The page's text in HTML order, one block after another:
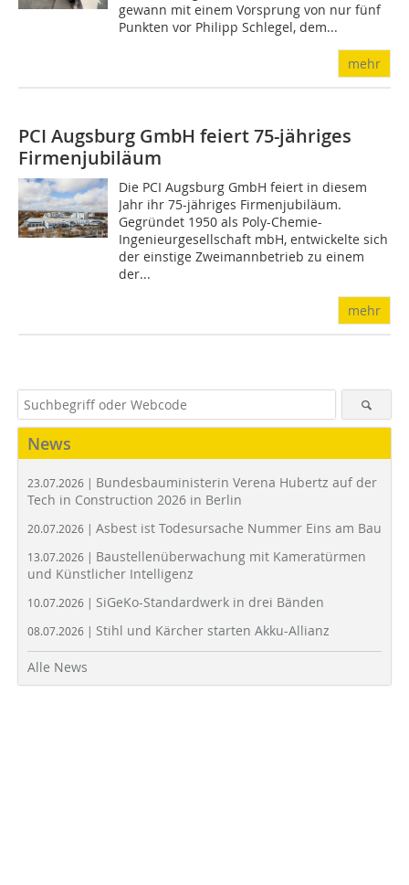
gewann mit einem Vorsprung von nur fünf
Punkten vor Philipp Schlegel, dem...
mehr
PCI Augsburg GmbH feiert 75-jähriges
Firmenjubiläum
Die PCI Augsburg GmbH feiert in diesem
Jahr ihr 75-jähriges Firmenjubiläum.
Gegründet 1950 als Poly-Chemie-
Ingenieurgesellschaft mbH, ent­wickelte sich
der einstige Zweimannbetrieb zu einem
der...
mehr
News
23.07.2026 | Bundesbauministerin Verena Hubertz auf der
Tech in Construction 2026 in Berlin
20.07.2026 | Asbest ist Todesursache Nummer Eins am Bau
13.07.2026 | Baustellenüberwachung mit Kameratürmen
und Künstlicher Intelligenz
10.07.2026 | SiGeKo-Standardwerk in drei Bänden
08.07.2026 | Stihl und Kärcher starten Akku-Allianz
Alle News